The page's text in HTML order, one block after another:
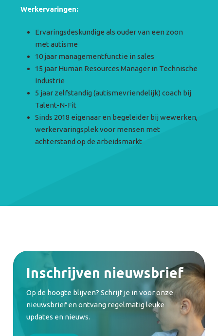
Werkervaringen:
Ervaringsdeskundige als ouder van een zoon
met autisme
10 jaar managementfunctie in sales
15 jaar Human Resources Manager in Technische
Industrie
5 jaar zelfstandig (autismevriendelijk) coach bij
Talent-N-Fit
Sinds 2018 eigenaar en begeleider bij wewerken,
werkervaringsplek voor mensen met
achterstand op de arbeidsmarkt
Inschrijven nieuwsbrief
Op de hoogte blijven? Schrijf je in voor onze
nieuwsbrief en ontvang regelmatig leuke
updates en nieuws.